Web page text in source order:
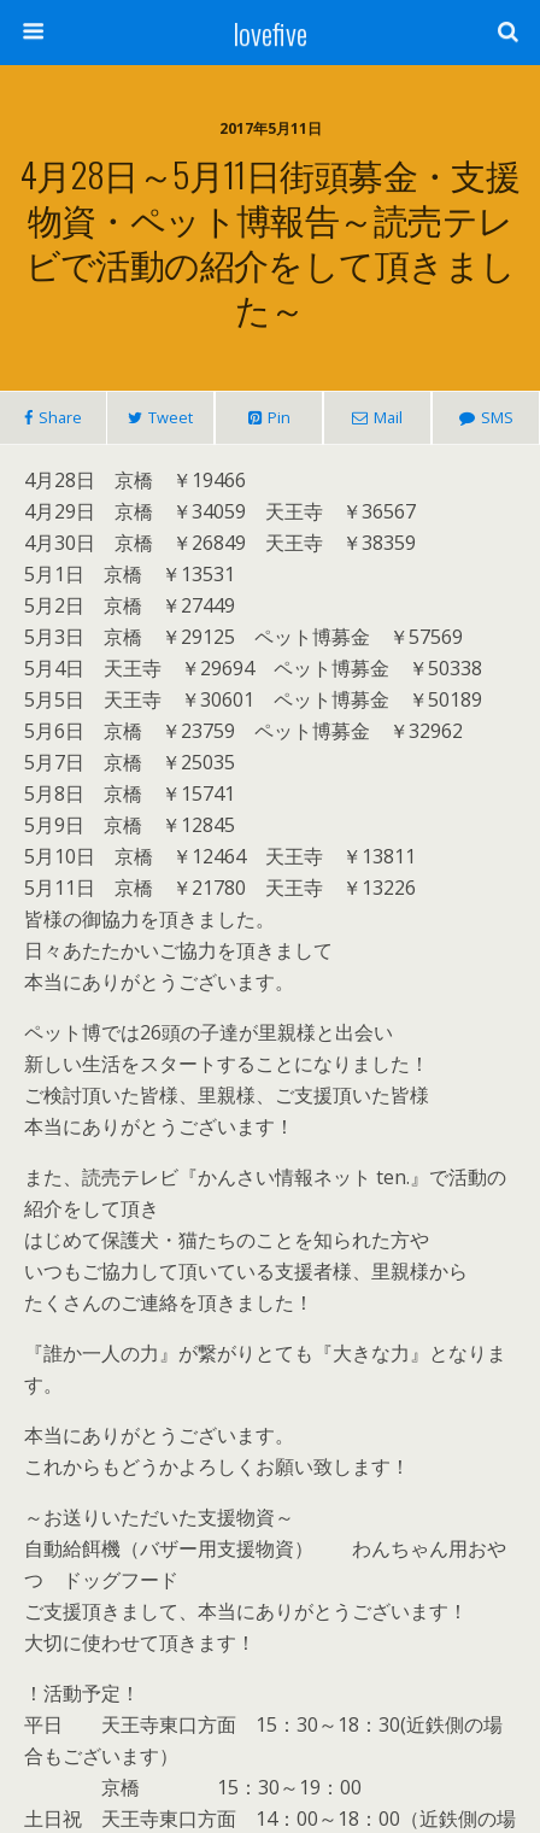
lovefive
2017年5月11日
4月28日～5月11日街頭募金・支援
物資・ペット博報告～読売テレ
ビで活動の紹介をして頂きまし
た～
Share Tweet Pin Mail SMS
4月28日 京橋 ￥19466
4月29日 京橋 ￥34059 天王寺 ￥36567
4月30日 京橋 ￥26849 天王寺 ￥38359
5月1日 京橋 ￥13531
5月2日 京橋 ￥27449
5月3日 京橋 ￥29125 ペット博募金 ￥57569
5月4日 天王寺 ￥29694 ペット博募金 ￥50338
5月5日 天王寺 ￥30601 ペット博募金 ￥50189
5月6日 京橋 ￥23759 ペット博募金 ￥32962
5月7日 京橋 ￥25035
5月8日 京橋 ￥15741
5月9日 京橋 ￥12845
5月10日 京橋 ￥12464 天王寺 ￥13811
5月11日 京橋 ￥21780 天王寺 ￥13226
皆様の御協力を頂きました。
日々あたたかいご協力を頂きまして
本当にありがとうございます。
ペット博では26頭の子達が里親様と出会い
新しい生活をスタートすることになりました！
ご検討頂いた皆様、里親様、ご支援頂いた皆様
本当にありがとうございます！
また、読売テレビ『かんさい情報ネット ten.』で活動の
紹介をして頂き
はじめて保護犬・猫たちのことを知られた方や
いつもご協力して頂いている支援者様、里親様から
たくさんのご連絡を頂きました！
『誰か一人の力』が繋がりとても『大きな力』となりま
す。
本当にありがとうございます。
これからもどうかよろしくお願い致します！
～お送りいただいた支援物資～
自動給餌機（バザー用支援物資） わんちゃん用おや
つ ドッグフード
ご支援頂きまして、本当にありがとうございます！
大切に使わせて頂きます！
！活動予定！
平日 天王寺東口方面 15：30～18：30(近鉄側の場
合もございます）
京橋 15：30～19：00
土日祝 天王寺東口方面 14：00～18：00（近鉄側の場